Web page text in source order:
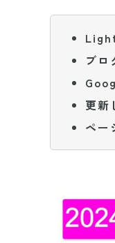
ブロ
更新
ペー